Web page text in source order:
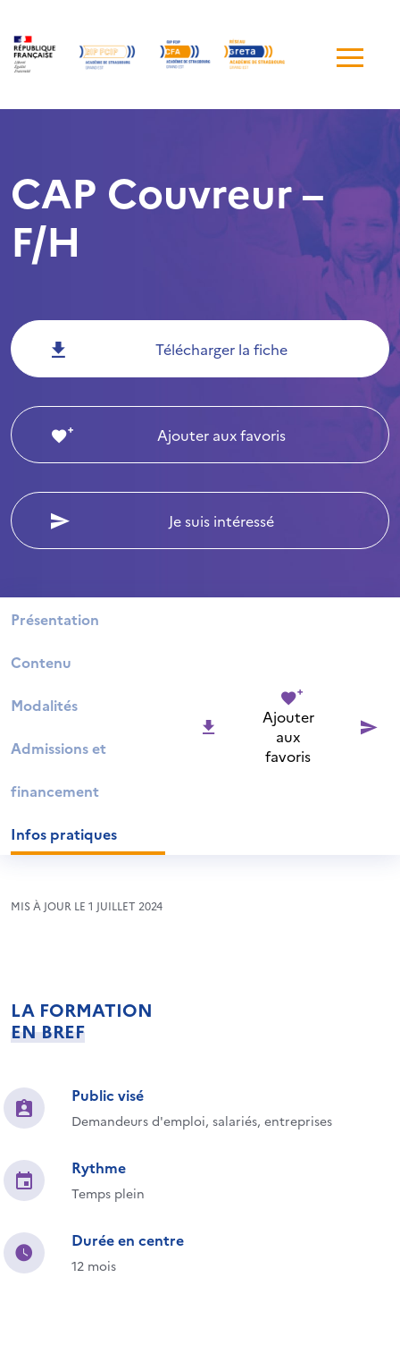
de
CAP Couvreur –
F/H
Télécharger la fiche
Ajouter aux favoris
Je suis intéressé
Présentation
Contenu
Modalités
Admissions et
financement
Infos pratiques
Ajouter
aux
favoris
MIS À JOUR LE 1 JUILLET 2024
LA FORMATION
EN BREF
Public visé
Demandeurs d'emploi, salariés, entreprises
Rythme
Temps plein
Durée en centre
12 mois